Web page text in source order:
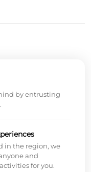
by entrusting
in the region, we
and
for you.